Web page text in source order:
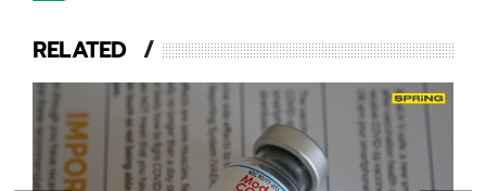
RELATED